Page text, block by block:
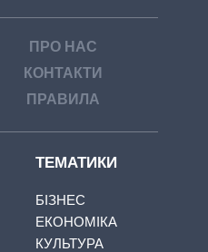
ПРО НАС
КОНТАКТИ
ПРАВИЛА
ТЕМАТИКИ
БІЗНЕС
ЕКОНОМІКА
КУЛЬТУРА